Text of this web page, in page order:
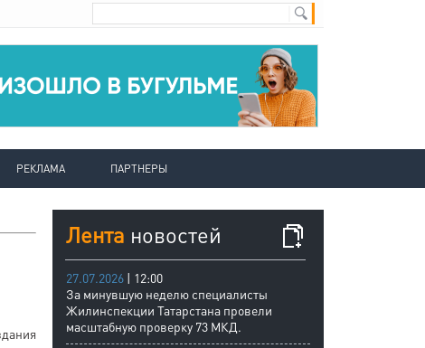
РЕКЛАМА ПАРТНЕРЫ
Лента новостей
27.07.2026 | 12:00
За минувшую неделю специалисты
Жилинспекции Татарстана провели
масштабную проверку 73 МКД.